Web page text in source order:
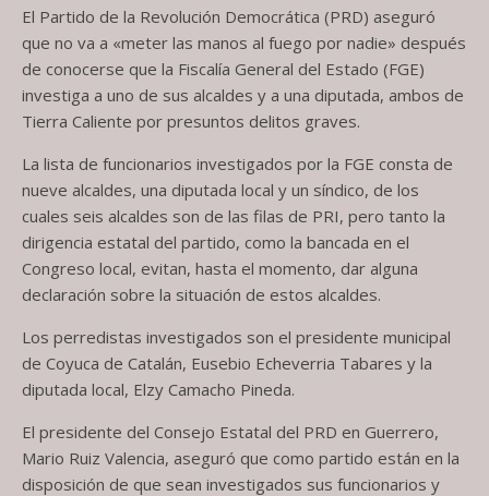
El Partido de la Revolución Democrática (PRD) aseguró
que no va a «meter las manos al fuego por nadie» después
de conocerse que la Fiscalía General del Estado (FGE)
investiga a uno de sus alcaldes y a una diputada, ambos de
Tierra Caliente por presuntos delitos graves.
La lista de funcionarios investigados por la FGE consta de
nueve alcaldes, una diputada local y un síndico, de los
cuales seis alcaldes son de las filas de PRI, pero tanto la
dirigencia estatal del partido, como la bancada en el
Congreso local, evitan, hasta el momento, dar alguna
declaración sobre la situación de estos alcaldes.
Los perredistas investigados son el presidente municipal
de Coyuca de Catalán, Eusebio Echeverria Tabares y la
diputada local, Elzy Camacho Pineda.
El presidente del Consejo Estatal del PRD en Guerrero,
Mario Ruiz Valencia, aseguró que como partido están en la
disposición de que sean investigados sus funcionarios y